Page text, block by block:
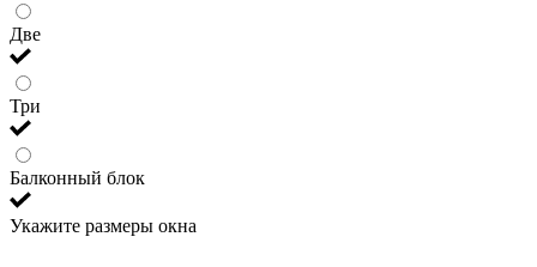
Две
Три
Балконный блок
Укажите размеры окна